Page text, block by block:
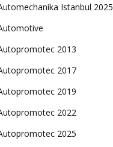
Istanbul 2025
2013
2017
2019
2022
2025